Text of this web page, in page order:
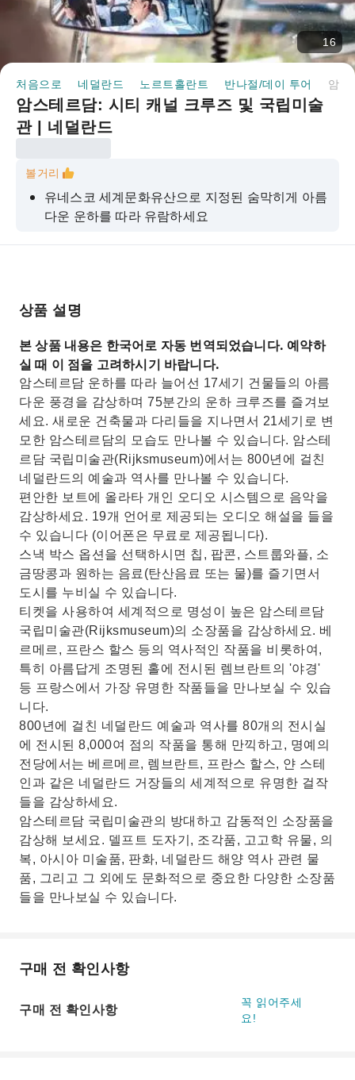
16
처음으로 네덜란드 노르트홀란트 반나절/데이 투어
암스테르담: 시티 캐널 크루즈 및 국립미술
관 | 네덜란드
볼거리
유네스코 세계문화유산으로 지정된 숨막히게 아름
다운 운하를 따라 유람하세요
맛있는 간식과 음료가 포함된 스낵 박스 옵션을 선
을 찍어보세요.
해 알아보세요.
베르메르, 렘브란트, 프란스 할스, 얀 스테인과 같
은 유명 화가들의 작품을 감상하세요.
상품 설명
본 상품 내용은 한국어로 자동 번역되었습니다. 예약하
실 때 이 점을 고려하시기 바랍니다.
암스테르담 운하를 따라 늘어선 17세기 건물들의 아름
다운 풍경을 감상하며 75분간의 운하 크루즈를 즐겨보
세요. 새로운 건축물과 다리들을 지나면서 21세기로 변
모한 암스테르담의 모습도 만나볼 수 있습니다. 암스테
르담 국립미술관(Rijksmuseum)에서는 800년에 걸친
네덜란드의 예술과 역사를 만나볼 수 있습니다.
편안한 보트에 올라타 개인 오디오 시스템으로 음악을
감상하세요. 19개 언어로 제공되는 오디오 해설을 들을
수 있습니다 (이어폰은 무료로 제공됩니다).
스낵 박스 옵션을 선택하시면 칩, 팝콘, 스트룹와플, 소
금땅콩과 원하는 음료(탄산음료 또는 물)를 즐기면서
도시를 누비실 수 있습니다.
티켓을 사용하여 세계적으로 명성이 높은 암스테르담
국립미술관(Rijksmuseum)의 소장품을 감상하세요. 베
르메르, 프란스 할스 등의 역사적인 작품을 비롯하여,
특히 아름답게 조명된 홀에 전시된 렘브란트의 '야경'
등 프랑스에서 가장 유명한 작품들을 만나보실 수 있습
니다.
800년에 걸친 네덜란드 예술과 역사를 80개의 전시실
에 전시된 8,000여 점의 작품을 통해 만끽하고, 명예의
전당에서는 베르메르, 렘브란트, 프란스 할스, 얀 스테
인과 같은 네덜란드 거장들의 세계적으로 유명한 걸작
들을 감상하세요.
암스테르담 국립미술관의 방대하고 감동적인 소장품을
감상해 보세요. 델프트 도자기, 조각품, 고고학 유물, 의
복, 아시아 미술품, 판화, 네덜란드 해양 역사 관련 물
품, 그리고 그 외에도 문화적으로 중요한 다양한 소장품
들을 만나보실 수 있습니다.
구매 전 확인사항
구매 전 확인사항
꼭 읽어주세
요!